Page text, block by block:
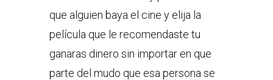
que alguien baya el cine y elija la
película que le recomendaste tu
ganaras dinero sin importar en que
parte del mudo que esa persona se